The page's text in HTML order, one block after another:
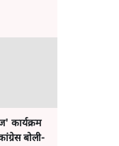
कार्यक्रम
बोली-